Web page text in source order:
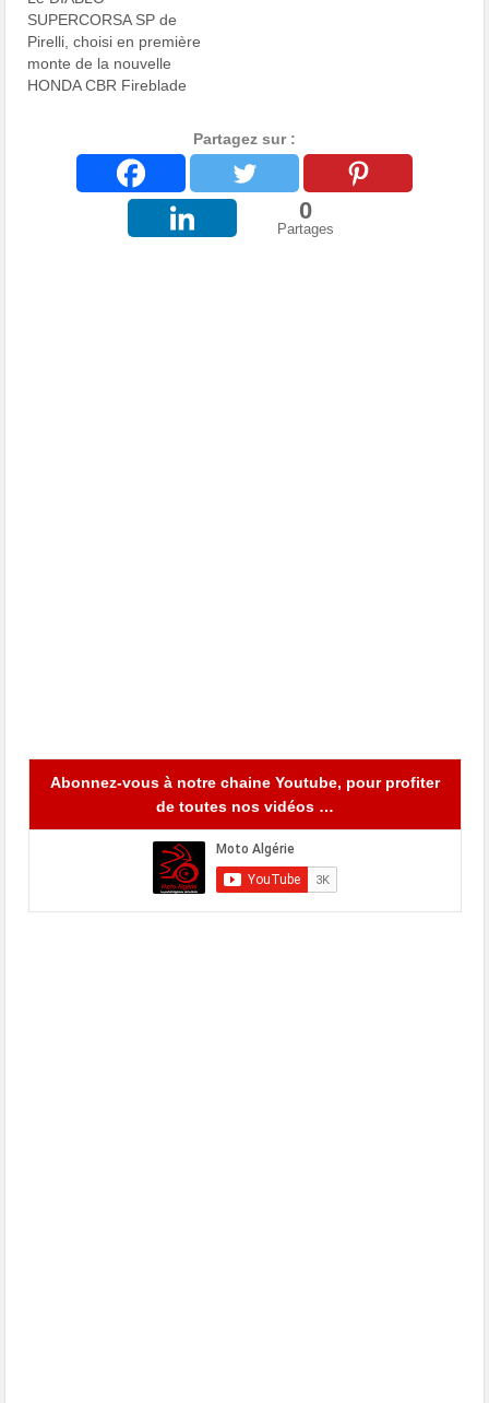
SUPERCORSA SP de
Pirelli, choisi en première
monte de la nouvelle
HONDA CBR Fireblade
Partagez sur :
0
Partages
Abonnez-vous à notre chaine Youtube, pour profiter
de toutes nos vidéos …